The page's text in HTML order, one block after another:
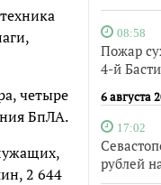
08:58
Пожар
4-й
6 августа
17:02
рублей
четыре
БпЛА.
2 644